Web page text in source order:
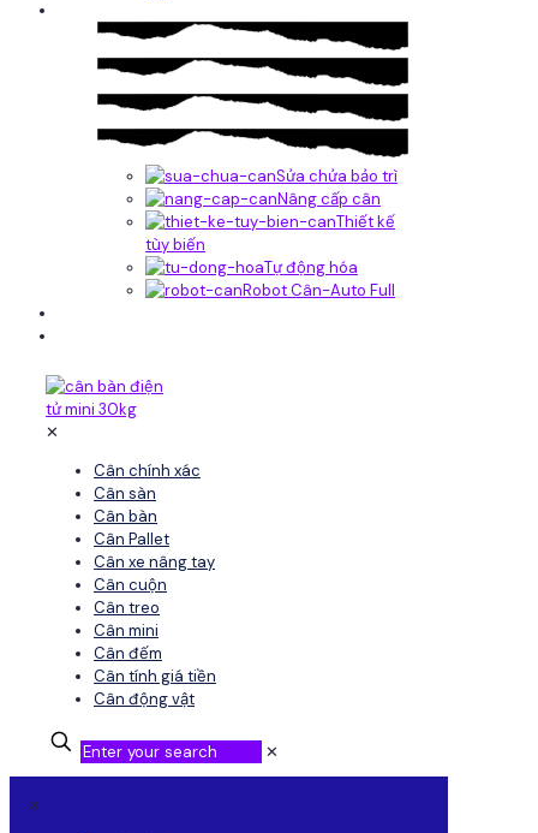
Sửa chửa bảo trì
Nâng cấp cân
Thiết kế
tùy biến
Tự động hóa
Robot Cân-Auto Full
✕
Cân chính xác
Cân sàn
Cân bàn
Cân Pallet
Cân xe nâng tay
Cân cuộn
Cân treo
Cân mini
Cân đếm
Cân tính giá tiền
Cân động vật
✕
✕